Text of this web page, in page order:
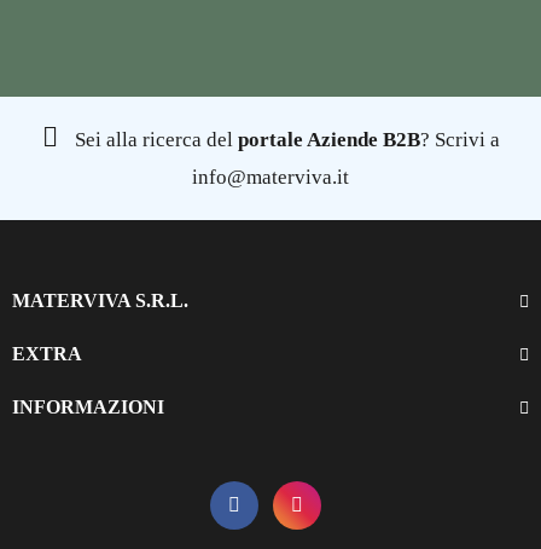
Sei alla ricerca del portale Aziende B2B? Scrivi a
info@materviva.it
MATERVIVA S.R.L.
EXTRA
INFORMAZIONI